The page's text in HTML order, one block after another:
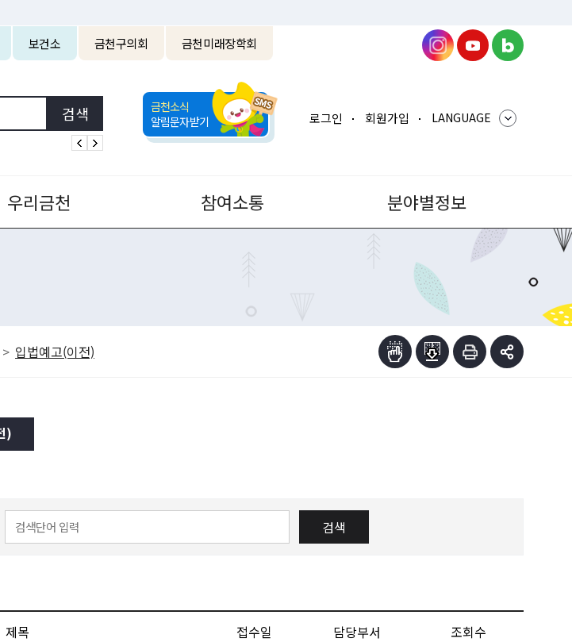
보건소 금천구의회 금천미래장학회
금천소식
알림문자받기
로그인 회원가입 LANGUAGE
우리금천 참여소통 분야별정보
입법예고(이전)
)
검색
제목 접수일 담당부서 조회수